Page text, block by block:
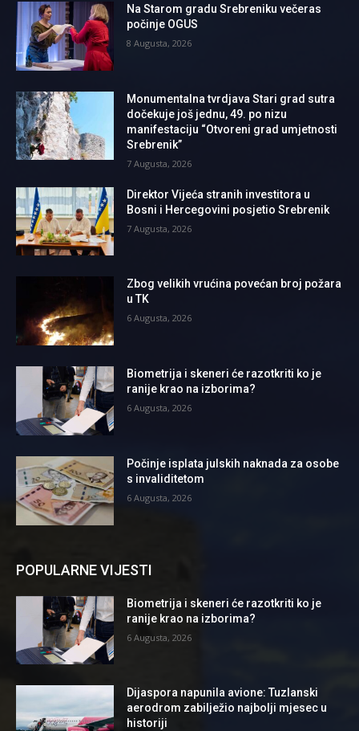
Na Starom gradu Srebreniku večeras
počinje OGUS
8 Augusta, 2026
Monumentalna tvrdjava Stari grad sutra
dočekuje još jednu, 49. po nizu
manifestaciju “Otvoreni grad umjetnosti
Srebrenik”
7 Augusta, 2026
Direktor Vijeća stranih investitora u
Bosni i Hercegovini posjetio Srebrenik
7 Augusta, 2026
Zbog velikih vrućina povećan broj požara
u TK
6 Augusta, 2026
Biometrija i skeneri će razotkriti ko je
ranije krao na izborima?
6 Augusta, 2026
Počinje isplata julskih naknada za osobe
s invaliditetom
6 Augusta, 2026
POPULARNE VIJESTI
Biometrija i skeneri će razotkriti ko je
ranije krao na izborima?
6 Augusta, 2026
Dijaspora napunila avione: Tuzlanski
aerodrom zabilježio najbolji mjesec u
historiji